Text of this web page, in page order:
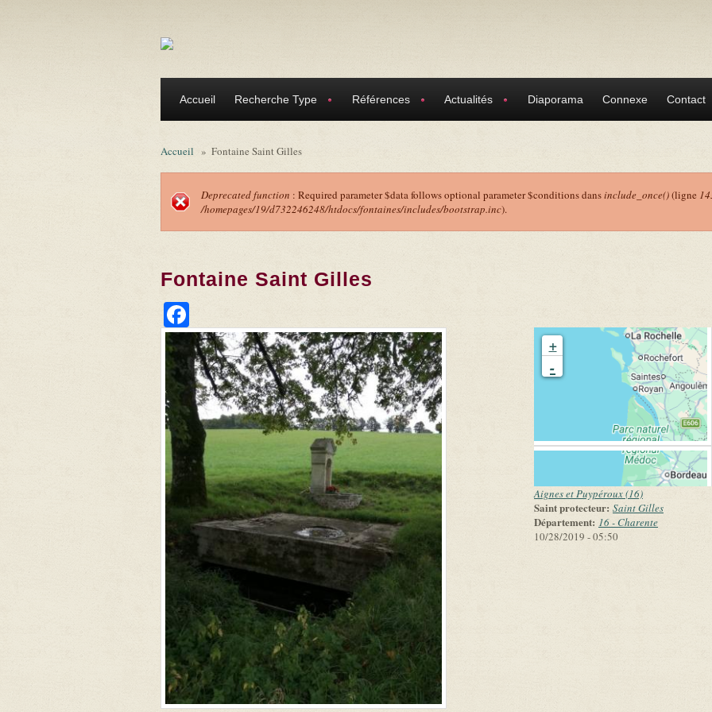
Accueil Recherche Type Références Actualités Diaporama Connexe Contact
Accueil » Fontaine Saint Gilles
Message d'erreur
Deprecated function : Required parameter $data follows optional parameter $conditions dansinclude_once()(ligne
/homepages/19/d732246248/htdocs/fontaines/includes/bootstrap.inc).
Fontaine Saint Gilles
+
-
Aignes et Puypéroux (16)
Saint protecteur: Saint Gilles
Département: 16 - Charente
10/28/2019 - 05:50